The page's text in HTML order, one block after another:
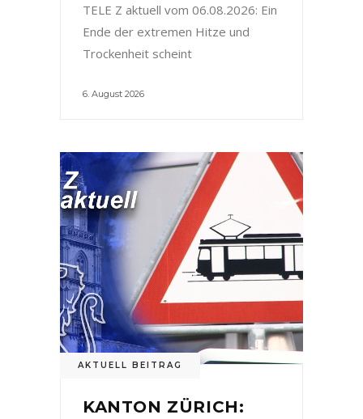
TELE Z aktuell vom 06.08.2026: Ein
Ende der extremen Hitze und
Trockenheit scheint
6. August 2026
AKTUELL BEITRAG
KANTON ZÜRICH: